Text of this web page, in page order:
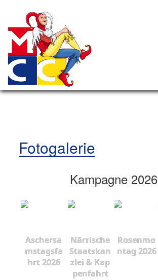
Fotogalerie
Kampagne 2026
Aschersa
mstagsfa
hrt 2026
Närrische
Staatskan
zlei & Kap
penfahrt
Rosenmo
ntag 2026